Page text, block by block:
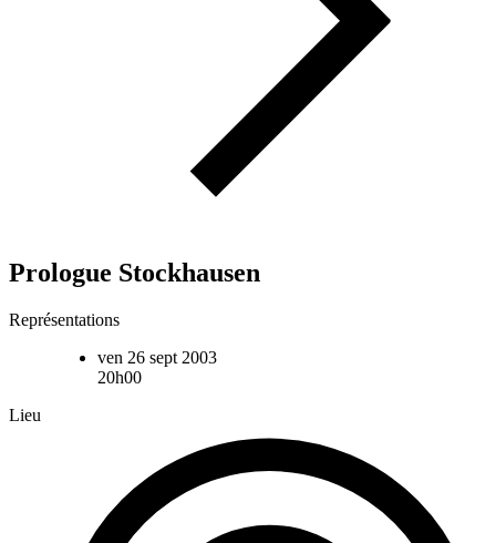
Prologue Stockhausen
Représentations
ven 26 sept 2003
20h00
Lieu